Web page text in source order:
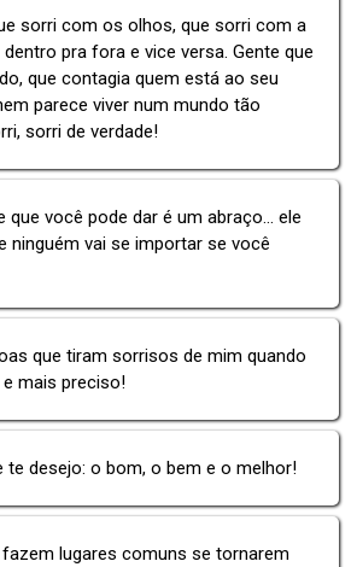
sorri com os olhos, que sorri com a
pra fora e vice versa. Gente que
que contagia quem está ao seu
parece viver num mundo tão
sorri de verdade!
que você pode dar é um abraço... ele
ninguém vai se importar se você
que tiram sorrisos de mim quando
mais preciso!
te desejo: o bom, o bem e o melhor!
lugares comuns se tornarem